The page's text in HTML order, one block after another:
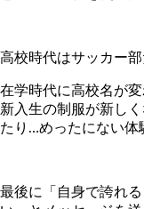
高校時代はサッカー部
在学時代に高校名が
新入生の制服が新し
たり…めったにない体
最後に「自身で誇れ